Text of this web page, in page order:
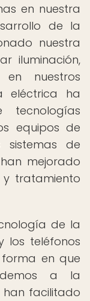
en nuestra
de la
nuestra
iluminación,
nuestros
eléctrica ha
equipos de
sistemas de
mejorado
tratamiento
de la
los teléfonos
en que
a la
han facilitado